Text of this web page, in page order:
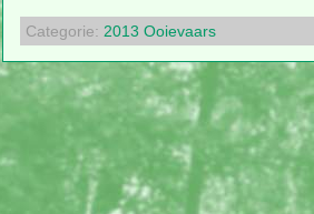
Categorie: 2013 Ooievaars